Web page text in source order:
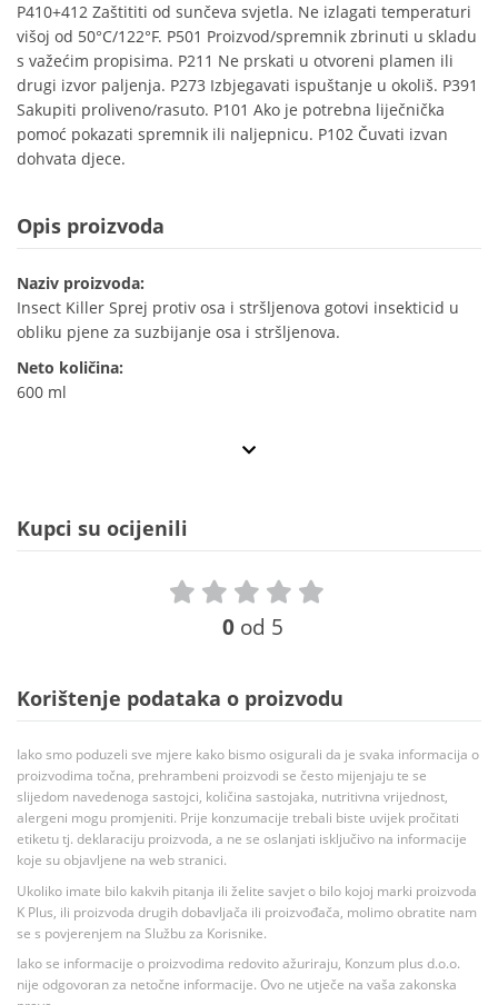
P410+412 Zaštititi od sunčeva svjetla. Ne izlagati temperaturi
višoj od 50°C/122°F. P501 Proizvod/spremnik zbrinuti u skladu
s važećim propisima. P211 Ne prskati u otvoreni plamen ili
drugi izvor paljenja. P273 Izbjegavati ispuštanje u okoliš. P391
Sakupiti proliveno/rasuto. P101 Ako je potrebna liječnička
pomoć pokazati spremnik ili naljepnicu. P102 Čuvati izvan
dohvata djece.
Opis proizvoda
Naziv proizvoda:
Insect Killer Sprej protiv osa i stršljenova gotovi insekticid u
obliku pjene za suzbijanje osa i stršljenova.
Neto količina:
600 ml
Kupci su ocijenili
0 od 5
Korištenje podataka o proizvodu
Iako smo poduzeli sve mjere kako bismo osigurali da je svaka informacija o
proizvodima točna, prehrambeni proizvodi se često mijenjaju te se
slijedom navedenoga sastojci, količina sastojaka, nutritivna vrijednost,
alergeni mogu promjeniti. Prije konzumacije trebali biste uvijek pročitati
etiketu tj. deklaraciju proizvoda, a ne se oslanjati isključivo na informacije
koje su objavljene na web stranici.
Ukoliko imate bilo kakvih pitanja ili želite savjet o bilo kojoj marki proizvoda
K Plus, ili proizvoda drugih dobavljača ili proizvođača, molimo obratite nam
se s povjerenjem na Službu za Korisnike.
Iako se informacije o proizvodima redovito ažuriraju, Konzum plus d.o.o.
nije odgovoran za netočne informacije. Ovo ne utječe na vaša zakonska